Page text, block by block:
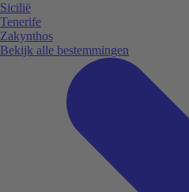
Sicilië
Tenerife
Zakynthos
Bekijk alle bestemmingen